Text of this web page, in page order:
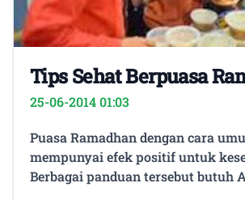
Tips Sehat Berpuasa
25-06-2014 01:03
Puasa Ramadhan dengan cara
mempunyai efek positif untuk
Berbagai panduan tersebut butuh